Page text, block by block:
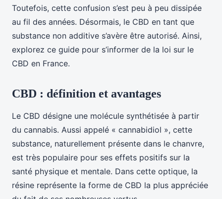
Toutefois, cette confusion s’est peu à peu dissipée
au fil des années. Désormais, le CBD en tant que
substance non additive s’avère être autorisé. Ainsi,
explorez ce guide pour s’informer de la loi sur le
CBD en France.
CBD : définition et avantages
Le CBD désigne une molécule synthétisée à partir
du cannabis. Aussi appelé « cannabidiol », cette
substance, naturellement présente dans le chanvre,
est très populaire pour ses effets positifs sur la
santé physique et mentale. Dans cette optique, la
résine représente la forme de CBD la plus appréciée